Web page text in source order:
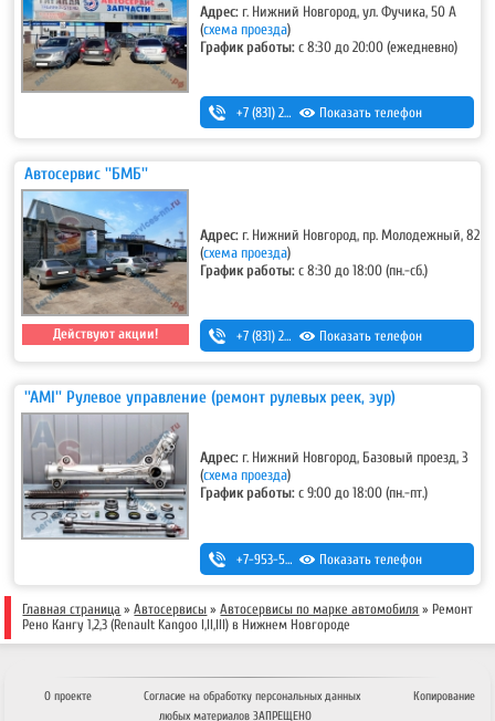
Адрес: г. Нижний Новгород, ул. Фучика, 50 А
(схема проезда)
График работы:с 8:30 до 20:00 (ежедневно)
+7 (831) 256-85-42 ,+7 (831) 256-12-73
Показать телефон
Автосервис ''БМБ''
Действуют акции!
Адрес: г. Нижний Новгород, пр. Молодежный, 82
(схема проезда)
График работы:с 8:30 до 18:00 (пн.-сб.)
+7 (831) 293-54-00
,
+7-920-298-42-33
Показать телефон
''AMI'' Рулевое управление (ремонт рулевых реек, эур)
Адрес: г. Нижний Новгород, Базовый проезд, 3
(схема проезда)
График работы:с 9:00 до 18:00 (пн.-пт.)
+7-953-555-32-32 ,+7-930-712-30-40
Показать телефон
Главная страница »Автосервисы »Автосервисы по марке автомобиля » Ремонт
Рено Кангу 1,2,3 (Renault Kangoo I,II,III) в Нижнем Новгороде
О проекте Согласие на обработку персональных данных
Копирование
любых материалов ЗАПРЕЩЕНО